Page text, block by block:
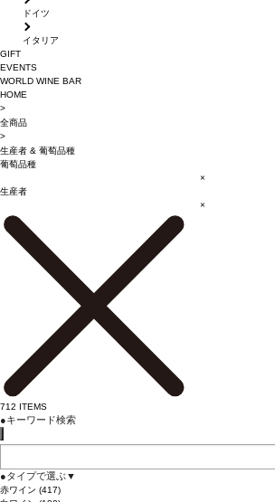
ドイツ
イタリア
GIFT
EVENTS
WORLD WINE BAR
HOME
>
全商品
>
生産者& 葡萄品種
葡萄品種
×
生産者
×
712 ITEMS
●キーワード検索
●タイプで選ぶ▼
赤ワイン (417)